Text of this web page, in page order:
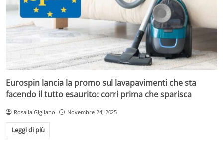
Eurospin lancia la promo sul lavapavimenti che sta
facendo il tutto esaurito: corri prima che sparisca
Rosalia Gigliano Novembre 24, 2025
Leggi di più